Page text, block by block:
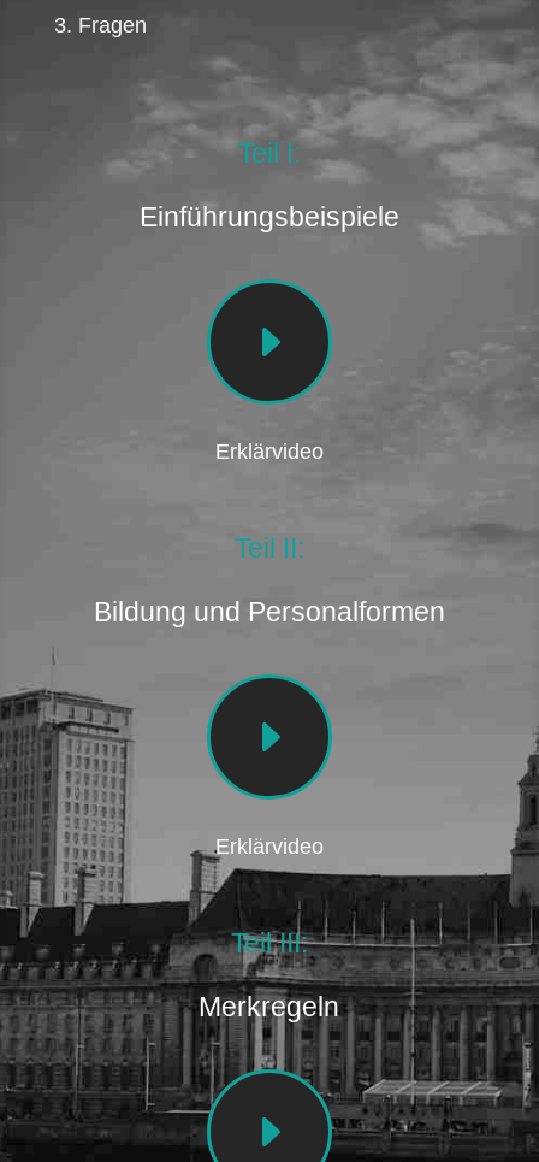
3. Fragen
Teil I:
Einführungsbeispiele
E
Erklärvideo
Teil II:
Bildung und Personalformen
E
Erklärvideo
Teil III:
Merkregeln
E